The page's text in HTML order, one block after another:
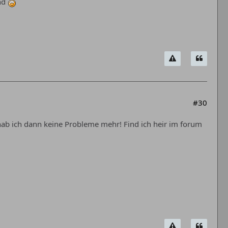
#30
ich dann keine Probleme mehr! Find ich heir im forum